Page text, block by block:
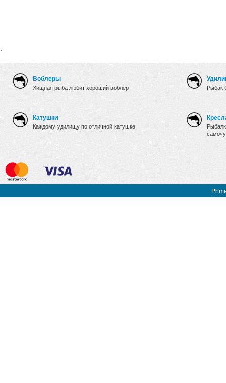
.
Воблеры
Хищная рыба любит хороший воблер
Катушки
Каждому удилищу по отличной катушке
Рыбак